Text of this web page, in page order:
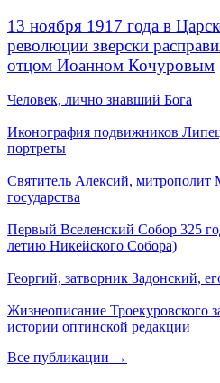
13 ноября 1917 года в
революции зверски
отцом Иоанном Кочуровым
Человек, лично знавший Бога
Иконография подвижников
портреты
Святитель Алексий, митрополит
государства
Первый Вселенский Собор 325
летию Никейского Собора)
Георгий, затворник Задонский,
Жизнеописание Троекуровского
истории оптинской редакции
Все публикации →